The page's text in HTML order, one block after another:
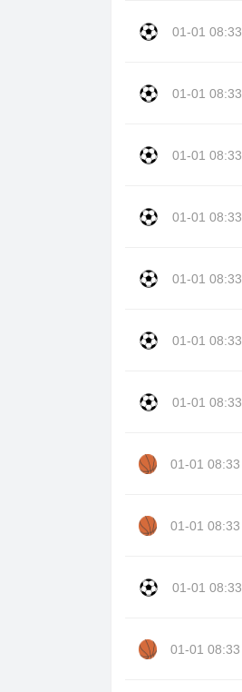
01-01 08:33
01-01 08:33
01-01 08:33
01-01 08:33
01-01 08:33
01-01 08:33
01-01 08:33
01-01 08:33
01-01 08:33
01-01 08:33
01-01 08:33